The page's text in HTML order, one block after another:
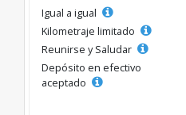
Igual a igual
Kilometraje limitado
Reunirse y Saludar
Depósito en efectivo
aceptado